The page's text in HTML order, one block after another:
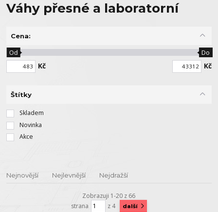
Váhy přesné a laboratorní
Cena:
Kč
Od Do
Kč
Štítky
Skladem
Novinka
Akce
Nejnovější Nejlevnější Nejdražší
Zobrazuji 1-20 z 66
strana
z 4 další